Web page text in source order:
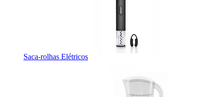
Saca-rolhas Elétricos